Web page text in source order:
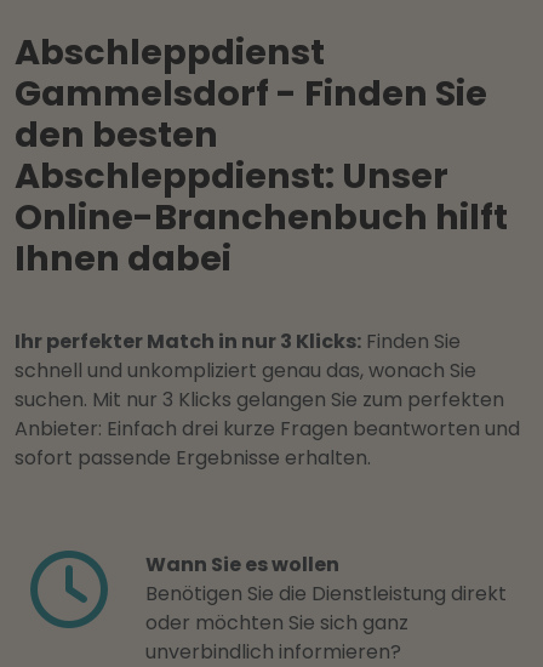
Abschleppdienst
Gammelsdorf - Finden Sie
den besten
Abschleppdienst: Unser
Online-Branchenbuch hilft
Ihnen dabei
Ihr perfekter Match in nur 3 Klicks: Finden Sie
schnell und unkompliziert genau das, wonach Sie
suchen. Mit nur 3 Klicks gelangen Sie zum perfekten
Anbieter: Einfach drei kurze Fragen beantworten und
sofort passende Ergebnisse erhalten.
Wann Sie es wollen
Benötigen Sie die Dienstleistung direkt
oder möchten Sie sich ganz
unverbindlich informieren?